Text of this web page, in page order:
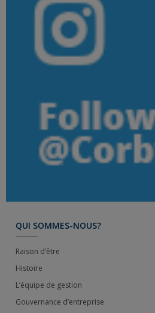
QUI SOMMES-NOUS?
Raison d’être
Histoire
L’équipe de gestion
Gouvernance d’entreprise